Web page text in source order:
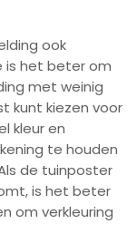
ook
is het beter om
met weinig
kunt kiezen voor
kleur en
te houden
de tuinposter
is het beter
om verkleuring